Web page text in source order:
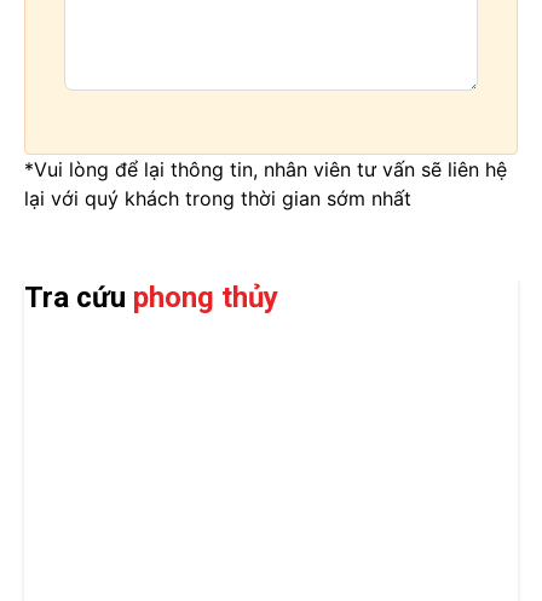
*Vui lòng để lại thông tin, nhân viên tư vấn sẽ liên hệ
lại với quý khách trong thời gian sớm nhất
Tra cứu phong thủy